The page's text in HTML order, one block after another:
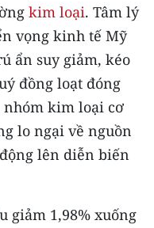
kim loại. Tâm lý
vọng kinh tế Mỹ
ẩn suy giảm, kéo
đồng loạt đóng
nhóm kim loại cơ
lo ngại về nguồn
lên diễn biến
giảm 1,98% xuống